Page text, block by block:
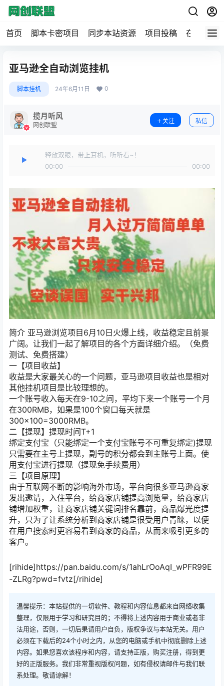
首页 脚本卡密项目 同步本站资源 项目投稿 在线工具
亚马逊全自动浏览挂机
脚本挂机 24年6月11日 0
揽月听风
网创联盟
关注 私信
释放双眼，带上耳机，听听看~！
00:00
00:00
简介 亚马逊浏览项目6月10日火爆上线，收益稳定且前景
广阔。让我们一起了解项目的各个方面详细介绍。（免费
测试、免费搭建）
一【项目收益】
收益是大家最关心的一个问题，亚马逊项目收益也是相对
其他挂机项目是比较理想的。
一个账号收入每天在9-10之间，平均下来一个账号一个月
在300RMB，如果是100个窗口每天就是
300×100=3000RMB。
二【提现】提现时间T+1
绑定支付宝（只能绑定一个支付宝账号不可重复绑定)提现
只需要在主号上提现，副号的积分都会到主账号上面。使
用支付宝进行提现（提现免手续费用）
三【项目原理】
由于互联网不断的影响海外市场，平台向很多亚马逊商家
发出邀请，入住平台，给商家店铺提高浏览量，给商家店
铺增加权重，让商家店铺关键词排名靠前，商品爆光度提
升，只为了让系统分析到商家店铺是很受用户青睐，以便
在用户搜索时更容易看到商家的商品，从而来吸引更多的
客户。
[rihide]https://pan.baidu.com/s/1ahLrOoAqI_wPFR99E
-ZLRg?pwd=fvtz[/rihide]
温馨提示：本站提供的一切软件、教程和内容信息都来自网络收集
整理，仅限用于学习和研究目的；不得将上述内容用于商业或者非
法用途，否则，一切后果请用户自负，版权争议与本站无关。用户
必须在下载后的24个小时之内，从您的电脑或手机中彻底删除上述
内容。如果您喜欢该程序和内容，请支持正版，购买注册，得到更
好的正版服务。我们非常重视版权问题，如有侵权请邮件与我们联
系处理。敬请谅解！